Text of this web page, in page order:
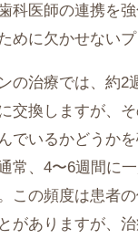
科医師の連携を
めに欠かせないプ
の治療では、約2
交換しますが、
でいるかどうか
常、4〜6週間に
この頻度は患者
がありますが、